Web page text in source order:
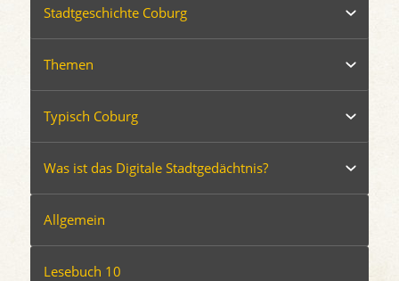
Stadtgeschichte Coburg
Themen
Typisch Coburg
Was ist das Digitale Stadtgedächtnis?
Allgemein
Lesebuch 10